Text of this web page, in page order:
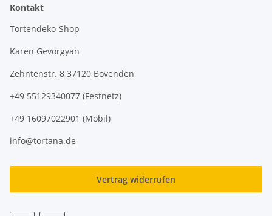
Kontakt
Tortendeko-Shop
Karen Gevorgyan
Zehntenstr. 8 37120 Bovenden
+49 55129340077 (Festnetz)
+49 16097022901 (Mobil)
info@tortana.de
Vertrag widerrufen